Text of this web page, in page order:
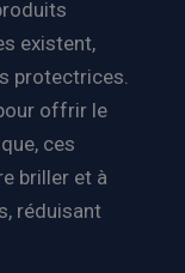
existent,
protectrices.
offrir le
ces
briller et à
réduisant